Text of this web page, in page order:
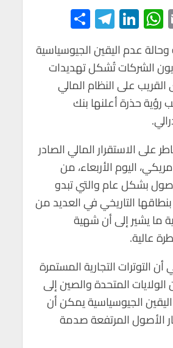
E
m
ail
W
h
at
s
A
p
p
Li
n
ke
dI
n
Te
le
gr
a
m
h
ar
e
وحالة عدم اليقين الجيوسياسية
الشركات تُشكل تهديدات
على النظام المالي
رؤية حذرة أعلنها بنك
على الاستقرار المالي الصادر
اليوم الأربعاء، من
بشكل عام والتي تبدو
التاريخي في العديد من
ما يشير إلى أن شهية
عالية.
التوترات التجارية المستمرة
المتحدة والصين إلى
الجيوسياسية يمكن أن
الأصول المرتفعة صدمة